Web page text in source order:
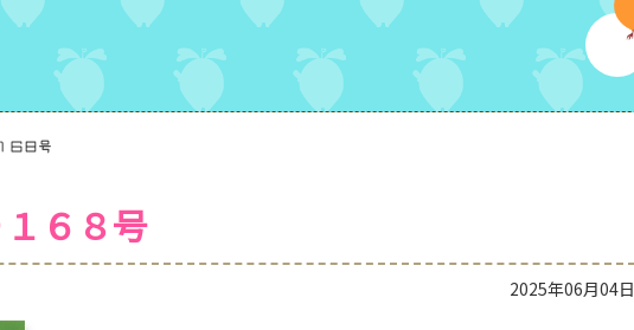
６８号
６８号
2025年06月04日